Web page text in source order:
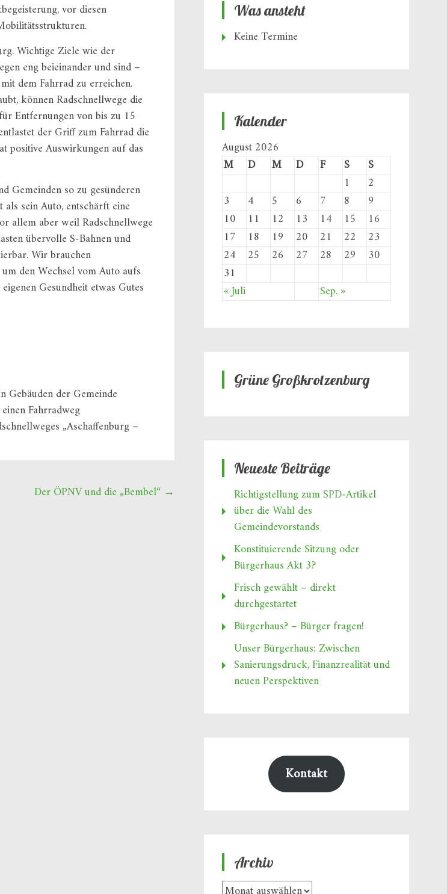
vor diesen
Wichtige Ziele wie der
eng beieinander und sind –
dem Fahrrad zu erreichen.
können Radschnellwege die
Entfernungen von bis zu 15
der Griff zum Fahrrad die
positive Auswirkungen auf das
Gemeinden so zu gesünderen
sein Auto, entschärft eine
allem aber weil Radschnellwege
übervolle S-Bahnen und
Wir brauchen
den Wechsel vom Auto aufs
Gesundheit etwas Gutes
Gebäuden der Gemeinde
Fahrradweg
„Aschaffenburg –
Der ÖPNV und die „Bembel“ →
Was ansteht
Keine Termine
Kalender
August 2026
M
D M D F S
S
1
2
3
4 5 6 7 8
9
10
11 12 13 14 15
16
17
18 19 20 21 22
23
24
25 26 27 28 29
30
31
« Juli
Sep. »
Grüne Großkrotzenburg
Neueste Beiträge
Richtigstellung zum SPD‑Artikel
über die Wahl des
Gemeindevorstands
Konstituierende Sitzung oder
Bürgerhaus Akt 3?
Frisch gewählt – direkt
durchgestartet
Bürgerhaus? – Bürger fragen!
Unser Bürgerhaus: Zwischen
Sanierungsdruck, Finanzrealität und
neuen Perspektiven
Kontakt
Archiv
Archiv